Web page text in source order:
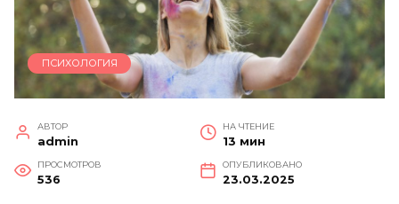
ПСИХОЛОГИЯ
АВТОР
admin
НА ЧТЕНИЕ
13 мин
ПРОСМОТРОВ
536
ОПУБЛИКОВАНО
23.03.2025